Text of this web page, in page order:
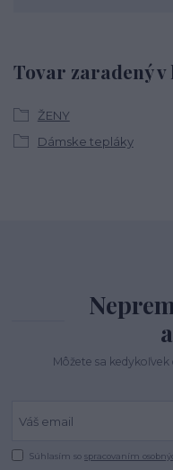
Tovar zaradený
ŽENY
Dámske tepláky
Môžete sa
Súhlasím sospracovaním